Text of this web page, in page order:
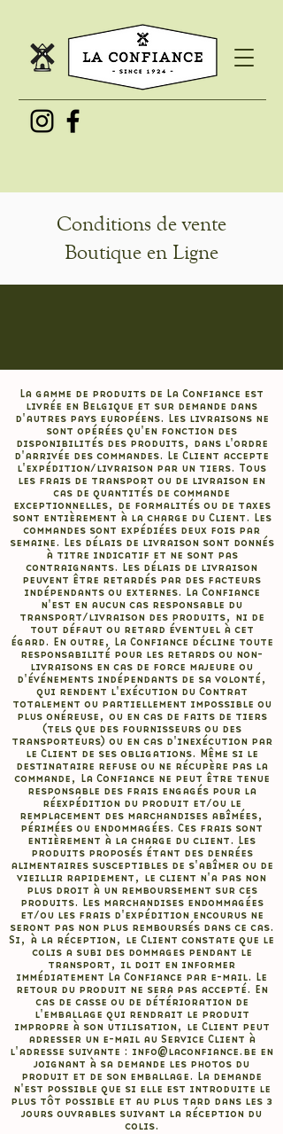
Conditions de vente
Boutique en Ligne
La gamme de produits de La Confiance est
livrée en Belgique et sur demande dans
d'autres pays européens. Les livraisons ne
sont opérées qu'en fonction des
disponibilités des produits, dans l'ordre
d'arrivée des commandes. Le Client accepte
l'expédition/livraison par un tiers. Tous
les frais de transport ou de livraison en
cas de quantités de commande
exceptionnelles, de formalités ou de taxes
sont entièrement à la charge du Client. Les
commandes sont expédiées deux fois par
semaine. Les délais de livraison sont donnés
à titre indicatif et ne sont pas
contraignants. Les délais de livraison
peuvent être retardés par des facteurs
indépendants ou externes. La Confiance
n'est en aucun cas responsable du
transport/livraison des produits, ni de
tout défaut ou retard éventuel à cet
égard. En outre, La Confiance décline toute
responsabilité pour les retards ou non-
livraisons en cas de force majeure ou
d'événements indépendants de sa volonté,
qui rendent l'exécution du Contrat
totalement ou partiellement impossible ou
plus onéreuse, ou en cas de faits de tiers
(tels que des fournisseurs ou des
transporteurs) ou en cas d'inexécution par
le Client de ses obligations. Même si le
destinataire refuse ou ne récupère pas la
commande, La Confiance ne peut être tenue
responsable des frais engagés pour la
réexpédition du produit et/ou le
remplacement des marchandises abîmées,
périmées ou endommagées. Ces frais sont
entièrement à la charge du client. Les
produits proposés étant des denrées
alimentaires susceptibles de s'abîmer ou de
vieillir rapidement, le client n'a pas non
plus droit à un remboursement sur ces
produits. Les marchandises endommagées
et/ou les frais d'expédition encourus ne
seront pas non plus remboursés dans ce cas.
Si, à la réception, le Client constate que le
colis a subi des dommages pendant le
transport, il doit en informer
immédiatement La Confiance par e-mail. Le
retour du produit ne sera pas accepté. En
cas de casse ou de détérioration de
l'emballage qui rendrait le produit
impropre à son utilisation, le Client peut
adresser un e-mail au Service Client à
l'adresse suivante : info@laconfiance.be en
joignant à sa demande les photos du
produit et de son emballage. La demande
n'est possible que si elle est introduite le
plus tôt possible et au plus tard dans les 3
jours ouvrables suivant la réception du
colis.